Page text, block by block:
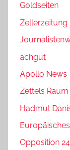
Goldseiten
Zellerzeitung
achgut
Apollo News
Zettels Raum
Hadmut
Opposition 24